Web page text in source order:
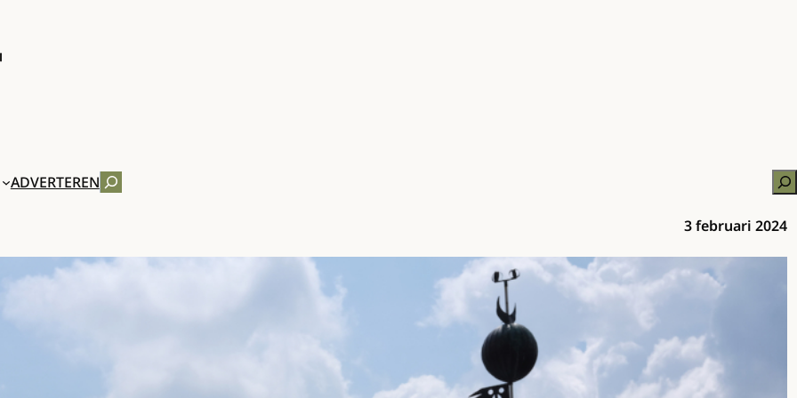
ADVERTERENZOEKEN
3 februari 2024